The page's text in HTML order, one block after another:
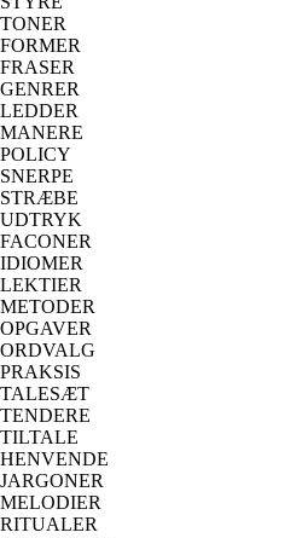
TONER
FORMER
FRASER
GENRER
LEDDER
MANERE
POLICY
SNERPE
STRÆBE
UDTRYK
FACONER
IDIOMER
LEKTIER
METODER
OPGAVER
ORDVALG
PRAKSIS
TALESÆT
TENDERE
TILTALE
HENVENDE
JARGONER
MELODIER
RITUALER